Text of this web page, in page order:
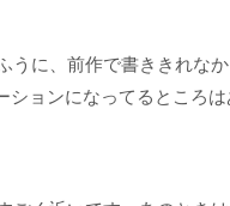
うに、前作で書ききれなか
ションになってるところ